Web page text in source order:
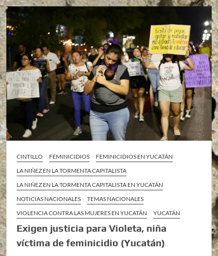
CINTILLO FEMINICIDIOS
FEMINICIDIOS EN YUCATÁN
LA NIÑEZ EN LA TORMENTA CAPITALISTA
LA NIÑEZ EN LA TORMENTA CAPITALISTA EN YUCATÁN
NOTICIAS NACIONALES
TEMAS NACIONALES
VIOLENCIA CONTRA LAS MUJERES EN YUCATÁN
YUCATÁN
Exigen justicia para Violeta, niña
víctima de feminicidio (Yucatán)